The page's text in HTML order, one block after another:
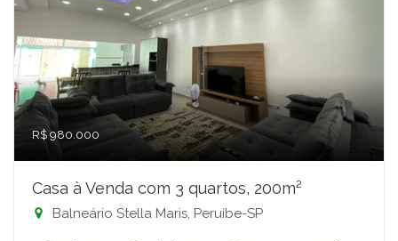
R$ 980.000
Casa à Venda com 3 quartos, 200m²
Balneário Stella Maris, Peruíbe-SP